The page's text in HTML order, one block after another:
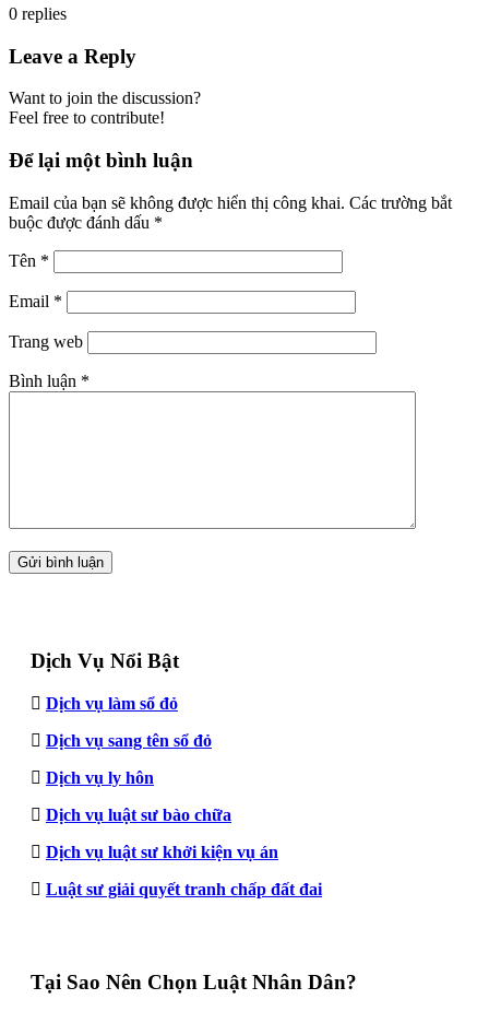
0 replies
Leave a Reply
Want to join the discussion?
Feel free to contribute!
Để lại một bình luận
Email của bạn sẽ không được hiển thị công khai. Các trường bắt
buộc được đánh dấu *
Tên *
Email *
Trang web
Bình luận *
Dịch Vụ Nổi Bật
Dịch vụ làm sổ đỏ
Dịch vụ sang tên sổ đỏ
Dịch vụ ly hôn
Dịch vụ luật sư bào chữa
Dịch vụ luật sư khởi kiện vụ án
Luật sư giải quyết tranh chấp đất đai
Tại Sao Nên Chọn Luật Nhân Dân?